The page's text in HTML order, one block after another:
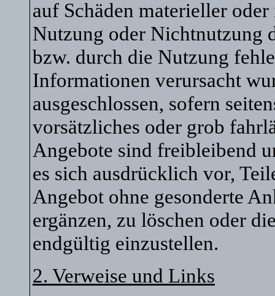
auf Schäden materieller
Nutzung oder Nichtnutzung
bzw. durch die Nutzung
Informationen verursacht
ausgeschlossen, sofern
vorsätzliches oder grob
Angebote sind freibleibend
es sich ausdrücklich vor,
Angebot ohne gesonderte
ergänzen, zu löschen oder
endgültig einzustellen.
2. Verweise und Links